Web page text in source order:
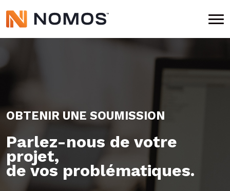
OBTENIR UNE SOUMISSION
Parlez-nous de votre
projet,
de vos problématiques.